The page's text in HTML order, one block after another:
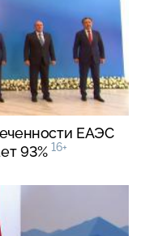
ЕАЭС
93% 16+